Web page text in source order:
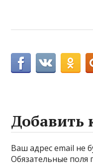
Добавить
Ваш адрес email не
Обязательные